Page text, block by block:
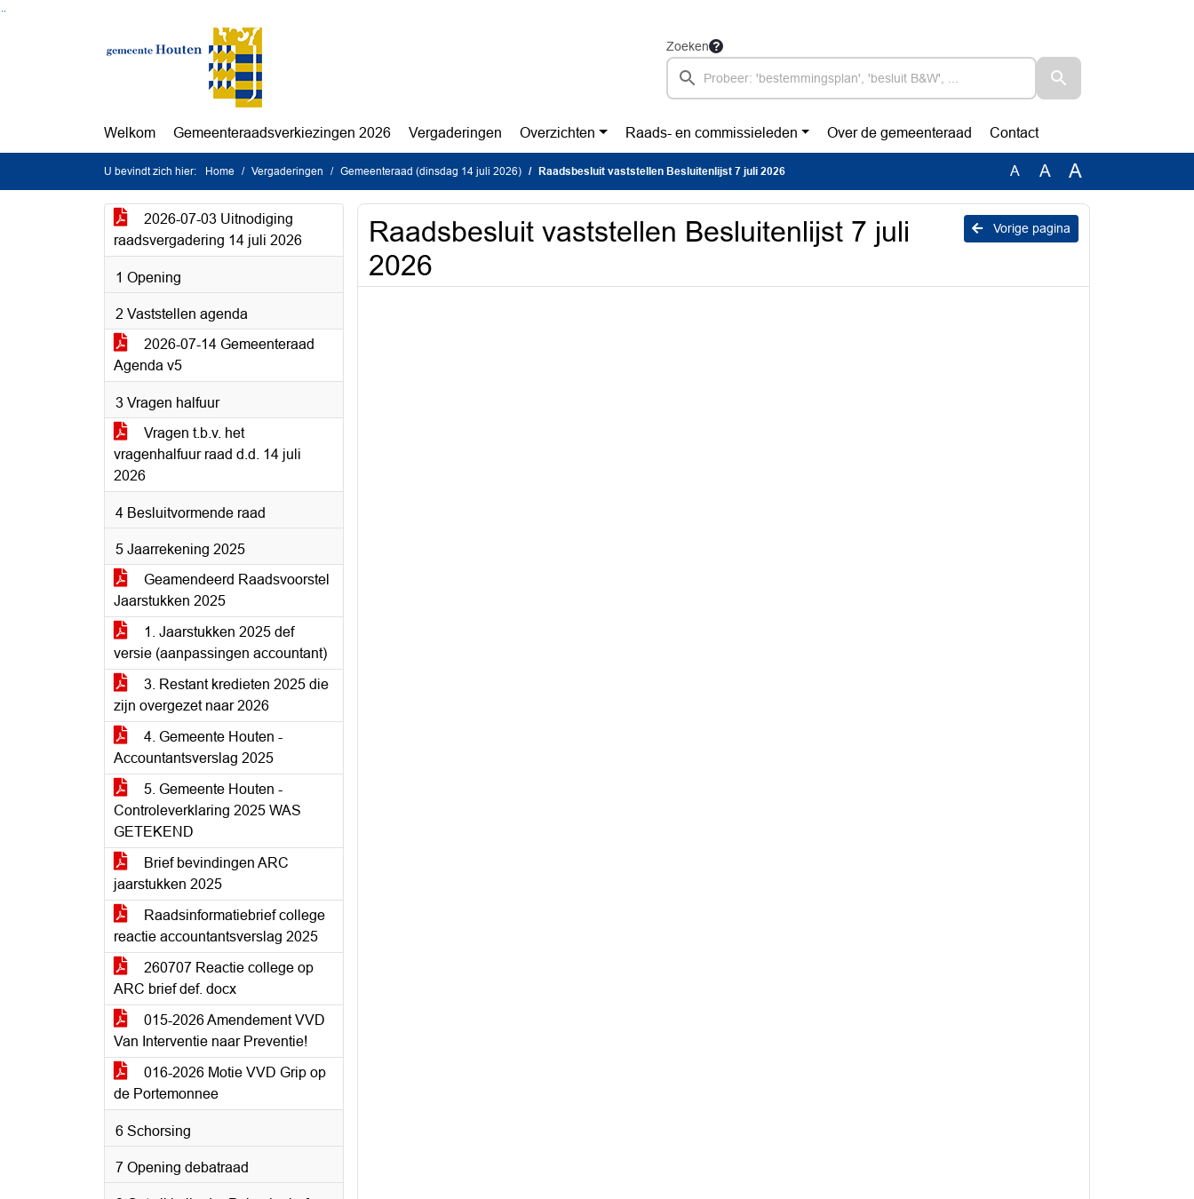
Zoeken
Welkom Gemeenteraadsverkiezingen 2026 Vergaderingen Overzichten Raads- en commissieleden Over de gemeenteraad Contact
U bevindt zich hier: Home Vergaderingen Gemeenteraad (dinsdag 14 juli 2026) Raadsbesluit vaststellen Besluitenlijst 7 juli 2026 A A A
2026-07-03 Uitnodiging
raadsvergadering 14 juli 2026
1 Opening
2 Vaststellen agenda
2026-07-14 Gemeenteraad
Agenda v5
3 Vragen halfuur
Vragen t.b.v. het
vragenhalfuur raad d.d. 14 juli
2026
4 Besluitvormende raad
5 Jaarrekening 2025
Geamendeerd Raadsvoorstel
Jaarstukken 2025
1. Jaarstukken 2025 def
versie (aanpassingen accountant)
3. Restant kredieten 2025 die
zijn overgezet naar 2026
4. Gemeente Houten -
Accountantsverslag 2025
5. Gemeente Houten -
Controleverklaring 2025 WAS
GETEKEND
Brief bevindingen ARC
jaarstukken 2025
Raadsinformatiebrief college
reactie accountantsverslag 2025
260707 Reactie college op
ARC brief def. docx
015-2026 Amendement VVD
Van Interventie naar Preventie!
016-2026 Motie VVD Grip op
de Portemonnee
6 Schorsing
7 Opening debatraad
Vorige pagina
Raadsbesluit vaststellen Besluitenlijst 7 juli
2026